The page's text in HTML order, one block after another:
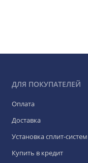
ДЛЯ ПОКУПАТЕЛЕЙ
Оплата
Доставка
Установка сплит-систем
Купить в кредит